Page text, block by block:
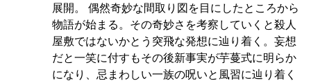
展開。 偶然奇妙な間取り図を目にしたところから
物語が始まる。その奇妙さを考察していくと殺人
屋敷ではないかとう突飛な発想に辿り着く。妄想
だと一笑に付すもその後新事実が芋蔓式に明らか
になり、忌まわしい一族の呪いと風習に辿り着く